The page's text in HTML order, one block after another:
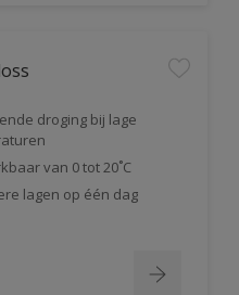
droging bij lage
van 0 tot 20˚C
lagen op één dag